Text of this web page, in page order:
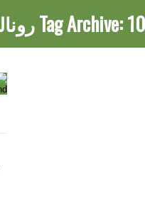
Tag Archive:10 رونالدینیو